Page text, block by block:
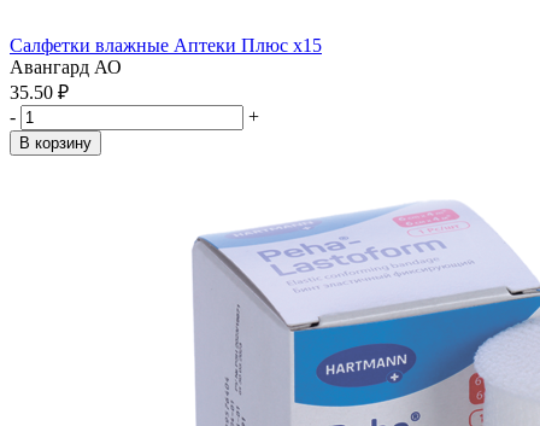
Салфетки влажные Аптеки Плюс x15
Авангард АО
35.50 ₽
-
+
В корзину